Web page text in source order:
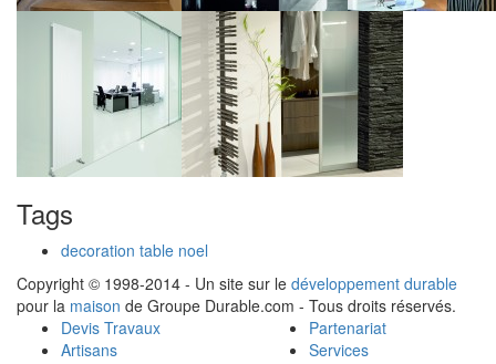
Tags
decoration table noel
Copyright © 1998-2014 - Un site sur le développement durable
pour la maison de Groupe Durable.com - Tous droits réservés.
Devis Travaux
Artisans
Partenariat
Services